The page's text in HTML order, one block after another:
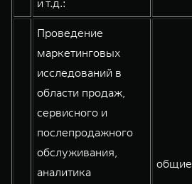
и т.д.:
Проведение
маркетинговых
исследований в
области продаж,
сервисного и
послепродажного
обслуживания,
аналитика
общие